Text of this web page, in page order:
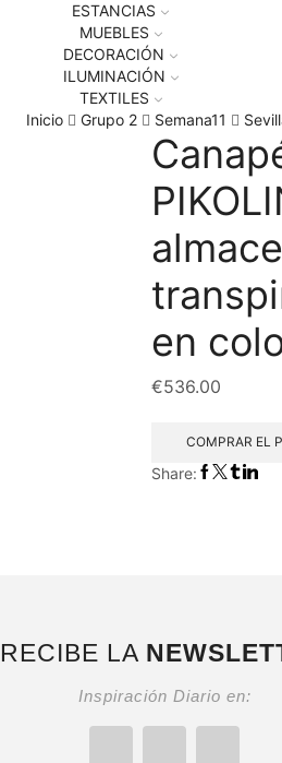
ESTANCIAS
MUEBLES
DECORACIÓN
ILUMINACIÓN
TEXTILES
Inicio
Grupo 2 Semana11
en
€536.00
COMPRAR EL
Share:
RECIBE LA
Inspiración Diario en: